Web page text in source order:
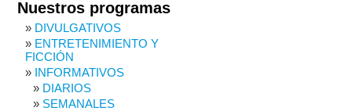
Nuestros programas
DIVULGATIVOS
ENTRETENIMIENTO Y
FICCIÓN
INFORMATIVOS
DIARIOS
SEMANALES